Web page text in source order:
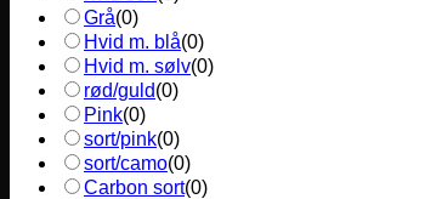
Grå(0)
Hvid m. blå(0)
Hvid m. sølv(0)
rød/guld(0)
Pink(0)
sort/pink(0)
sort/camo(0)
Carbon sort(0)